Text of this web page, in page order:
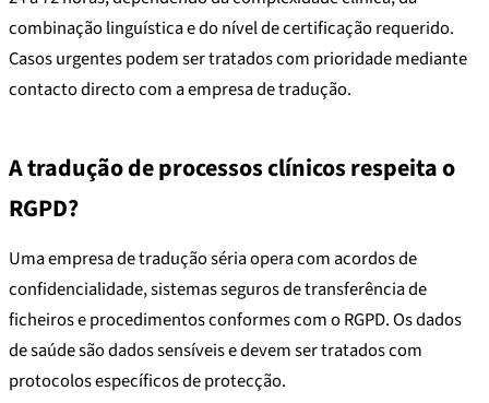
combinação linguística e do nível de certificação requerido.
Casos urgentes podem ser tratados com prioridade mediante
contacto directo com a empresa de tradução.
A tradução de processos clínicos respeita o
RGPD?
Uma empresa de tradução séria opera com acordos de
confidencialidade, sistemas seguros de transferência de
ficheiros e procedimentos conformes com o RGPD. Os dados
de saúde são dados sensíveis e devem ser tratados com
protocolos específicos de protecção.